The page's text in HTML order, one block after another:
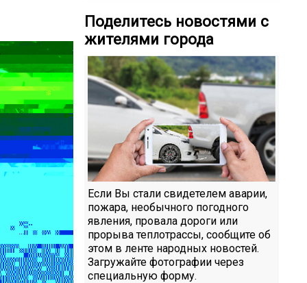
Поделитесь новостями с
жителями города
Если Вы стали свидетелем аварии,
пожара, необычного погодного
явления, провала дороги или
прорыва теплотрассы, сообщите об
этом в ленте народных новостей.
Загружайте фотографии через
специальную форму.